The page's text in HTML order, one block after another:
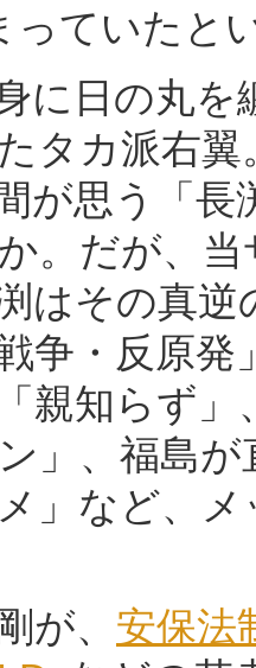
っていたと
に日の丸を
タカ派右
が思う「
。だが、
はその真
争・反原
親知らず
」、福島
」など、
が、 安保法